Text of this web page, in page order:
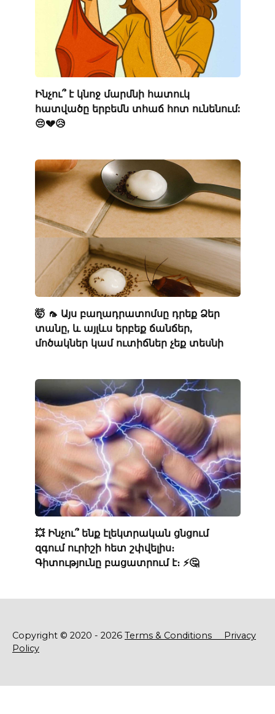
Ինչու՞ է կնոջ մարմնի հատուկ
հատվածը երբեմն տհաճ հոտ ունենում:
😔💔😥
🤯 🦟 Այս բաղադրատոմսը դրեք Ձեր
տանը, և այլևս երբեք ճանճեր,
մոծակներ կամ ուտիճներ չեք տեսնի
💥 Ինչու՞ ենք էլեկտրական ցնցում
զգում ուրիշի հետ շփվելիս։
Գիտությունը բացատրում է։ ⚡️🤔
Copyright © 2020 - 2026 Terms & Conditions
Privacy
Policy